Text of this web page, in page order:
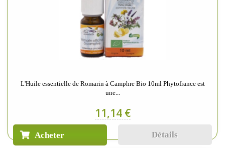
L'Huile essentielle de Romarin à Camphre Bio 10ml Phytofrance est
une...
11,14 €
Acheter Détails